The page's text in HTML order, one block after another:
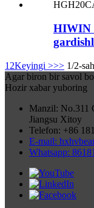
HIWIN
1 2Keyingi >>> 1/2-
Agar biron bir savol
Hozir xabar yuboring
Manzil: No.311
Jiangsu Xitoy
Telefon: +86
E-mail:
Whatsapp: